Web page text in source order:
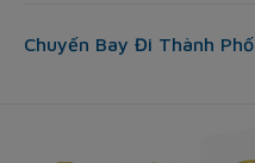
Chuyến Bay Đi Thành Phố